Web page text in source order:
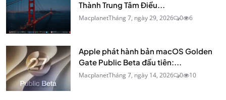
Thành Trung Tâm Điều...
MacplanetTháng 7, ngày 29, 2026 0 6
Apple phát hành bản macOS Golden
Gate Public Beta đầu tiên:...
MacplanetTháng 7, ngày 14, 2026 0 10